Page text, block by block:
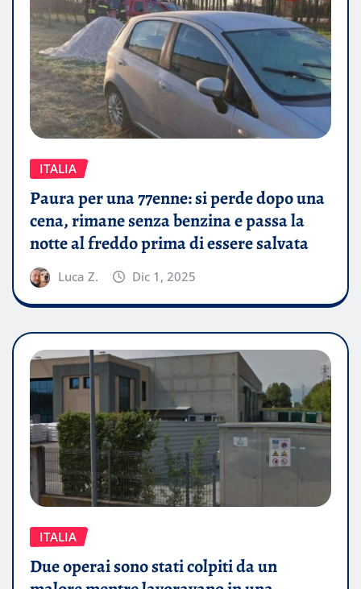
ITALIA
Paura per una 77enne: si perde dopo una
cena, rimane senza benzina e passa la
notte al freddo prima di essere salvata
Luca Z. Dic 1, 2025
ITALIA
Due operai sono stati colpiti da un